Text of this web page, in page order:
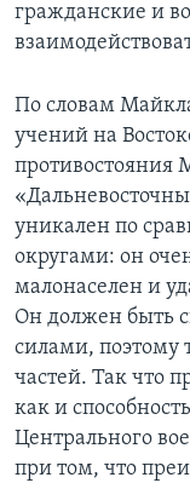
гражданские и
По словам
учений на
противостояния
уникален по
округами: он
малонаселен и
Он должен быть
силами, поэтому
частей. Так что
как и
Центрального
при том, что